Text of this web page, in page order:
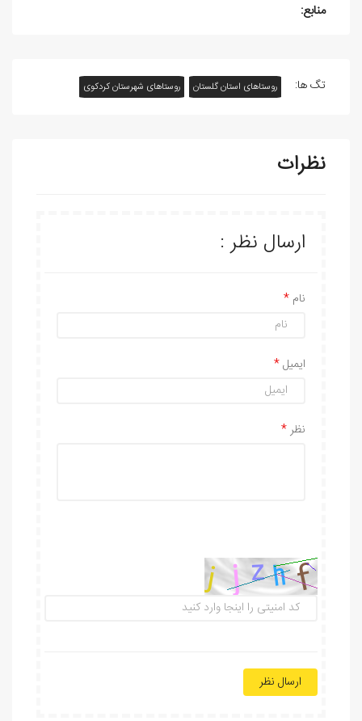
منابع:
تگ ها: روستاهای استان گلستان روستاهای شهرستان کردکوی
نظرات
ارسال نظر :
نام
ایمیل
نظر
ارسال نظر